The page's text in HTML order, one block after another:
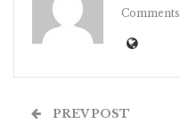
Comments
PREV POST